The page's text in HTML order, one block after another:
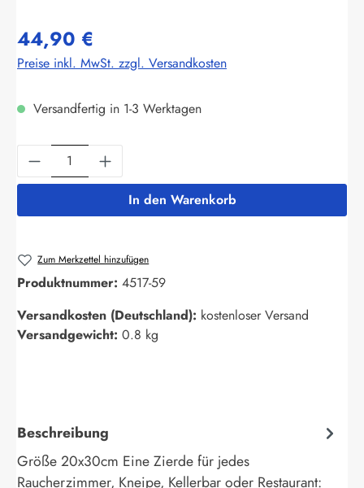
44,90 €
Preise inkl. MwSt. zzgl. Versandkosten
Versandfertig in 1-3 Werktagen
Produkt Anzahl: Gib den gewünschten
In den Warenkorb
Zum Merkzettel hinzufügen
Produktnummer: 4517-59
Versandkosten (Deutschland): kostenloser Versand
Versandgewicht: 0.8 kg
Beschreibung
Größe 20x30cm Eine Zierde für jedes
Raucherzimmer, Kneipe, Kellerbar oder Restaurant: